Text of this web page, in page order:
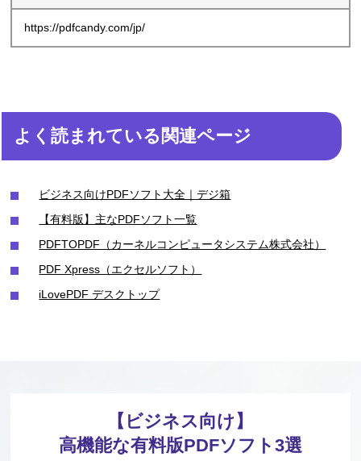
https://pdfcandy.com/jp/
よく読まれている関連ページ
ビジネス向けPDFソフト大全｜デジ箱
【有料版】主なPDFソフト一覧
PDFTOPDF（カーネルコンピュータシステム株式会社）
PDF Xpress（エクセルソフト）
iLovePDF デスクトップ
【ビジネス向け】
高機能な有料版PDFソフト3選